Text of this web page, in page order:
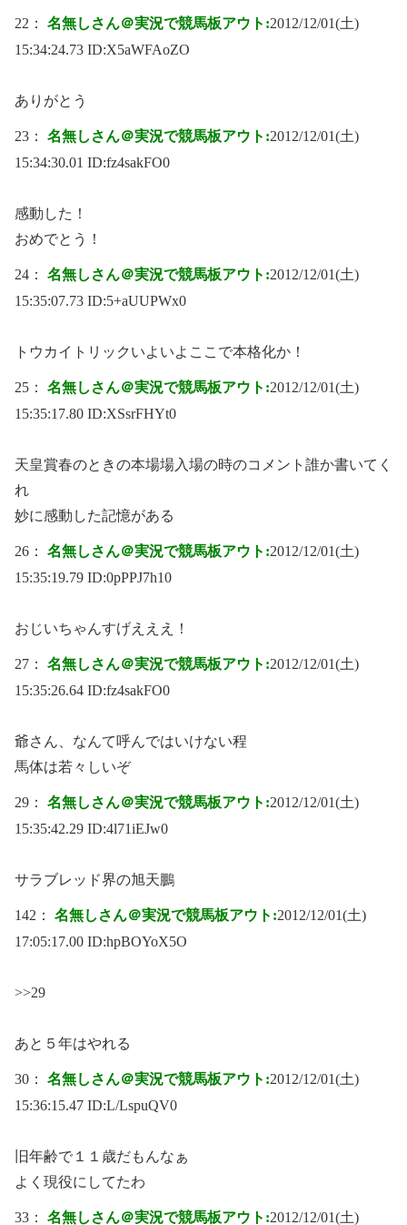
22： 名無しさん＠実況で競馬板アウト:2012/12/01(土)
15:34:24.73 ID:X5aWFAoZO
ありがとう
23： 名無しさん＠実況で競馬板アウト:2012/12/01(土)
15:34:30.01 ID:fz4sakFO0
感動した！
おめでとう！
24： 名無しさん＠実況で競馬板アウト:2012/12/01(土)
15:35:07.73 ID:5+aUUPWx0
トウカイトリックいよいよここで本格化か！
25： 名無しさん＠実況で競馬板アウト:2012/12/01(土)
15:35:17.80 ID:XSsrFHYt0
天皇賞春のときの本場場入場の時のコメント誰か書いてく
れ
妙に感動した記憶がある
26： 名無しさん＠実況で競馬板アウト:2012/12/01(土)
15:35:19.79 ID:0pPPJ7h10
おじいちゃんすげえええ！
27： 名無しさん＠実況で競馬板アウト:2012/12/01(土)
15:35:26.64 ID:fz4sakFO0
爺さん、なんて呼んではいけない程
馬体は若々しいぞ
29： 名無しさん＠実況で競馬板アウト:2012/12/01(土)
15:35:42.29 ID:4l71iEJw0
サラブレッド界の旭天鵬
142： 名無しさん＠実況で競馬板アウト:2012/12/01(土)
17:05:17.00 ID:hpBOYoX5O
>>29
あと５年はやれる
30： 名無しさん＠実況で競馬板アウト:2012/12/01(土)
15:36:15.47 ID:L/LspuQV0
旧年齢で１１歳だもんなぁ
よく現役にしてたわ
33： 名無しさん＠実況で競馬板アウト:2012/12/01(土)